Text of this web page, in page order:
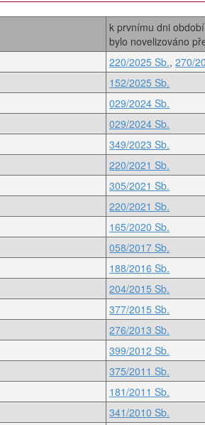
k prvnímu dni období
bylo novelizováno
220/2025 Sb.,270/
152/2025 Sb.
029/2024 Sb.
029/2024 Sb.
349/2023 Sb.
220/2021 Sb.
305/2021 Sb.
220/2021 Sb.
165/2020 Sb.
058/2017 Sb.
188/2016 Sb.
204/2015 Sb.
377/2015 Sb.
276/2013 Sb.
399/2012 Sb.
375/2011 Sb.
181/2011 Sb.
341/2010 Sb.